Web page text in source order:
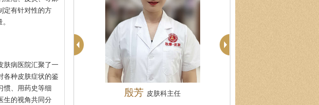
定有针对性的方
肤病医院汇聚了一
各种皮肤症状的鉴
惯、用药史等细
生的视角共同分
皮肤科主任 周建国 皮肤科主任